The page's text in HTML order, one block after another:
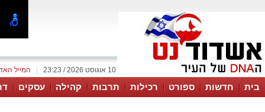
המייל 10 אוגוסט 2026 / 23:23
בית חדשות ספורט רכילות תרבות קהילה עסקים